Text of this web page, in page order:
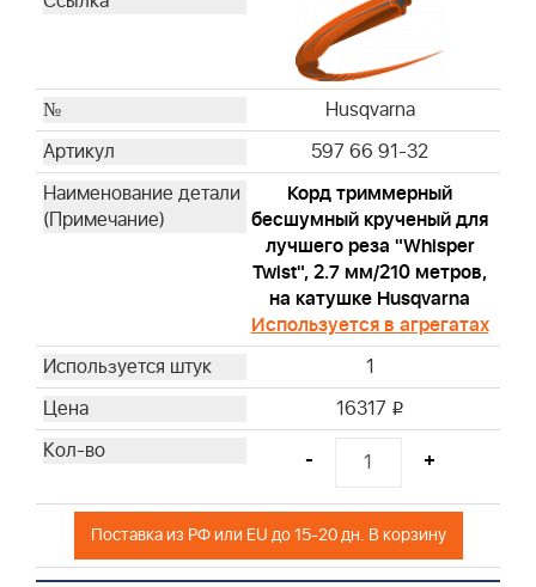
Husqvarna
597 66 91-32
Корд триммерный
бесшумный крученый для
лучшего реза "Whisper
Twist", 2.7 мм/210 метров,
на катушке Husqvarna
Используется в агрегатах
1
16317 i
- +
Поставка из РФ или EU до 15-20 дн. В корзину